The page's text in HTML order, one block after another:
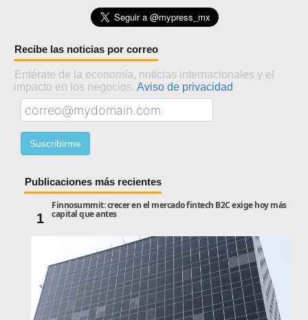
Recibe las noticias por correo
Entérate de la economía, noticias internacionales y el
impacto en los negocios. Aviso de privacidad
Publicaciones más recientes
1
Finnosummit: crecer en el mercado fintech B2C exige hoy más
capital que antes